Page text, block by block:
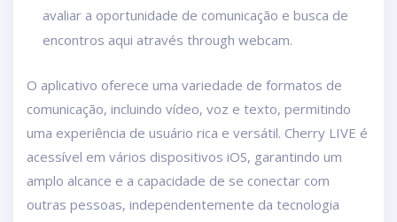
avaliar a oportunidade de comunicação e busca de
encontros aqui através through webcam.
O aplicativo oferece uma variedade de formatos de
comunicação, incluindo vídeo, voz e texto, permitindo
uma experiência de usuário rica e versátil. Cherry LIVE é
acessível em vários dispositivos iOS, garantindo um
amplo alcance e a capacidade de se conectar com
outras pessoas, independentemente da tecnologia